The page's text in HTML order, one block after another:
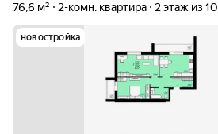
76,6 м² 2-комн. квартира 2 этаж из 10
новостройка